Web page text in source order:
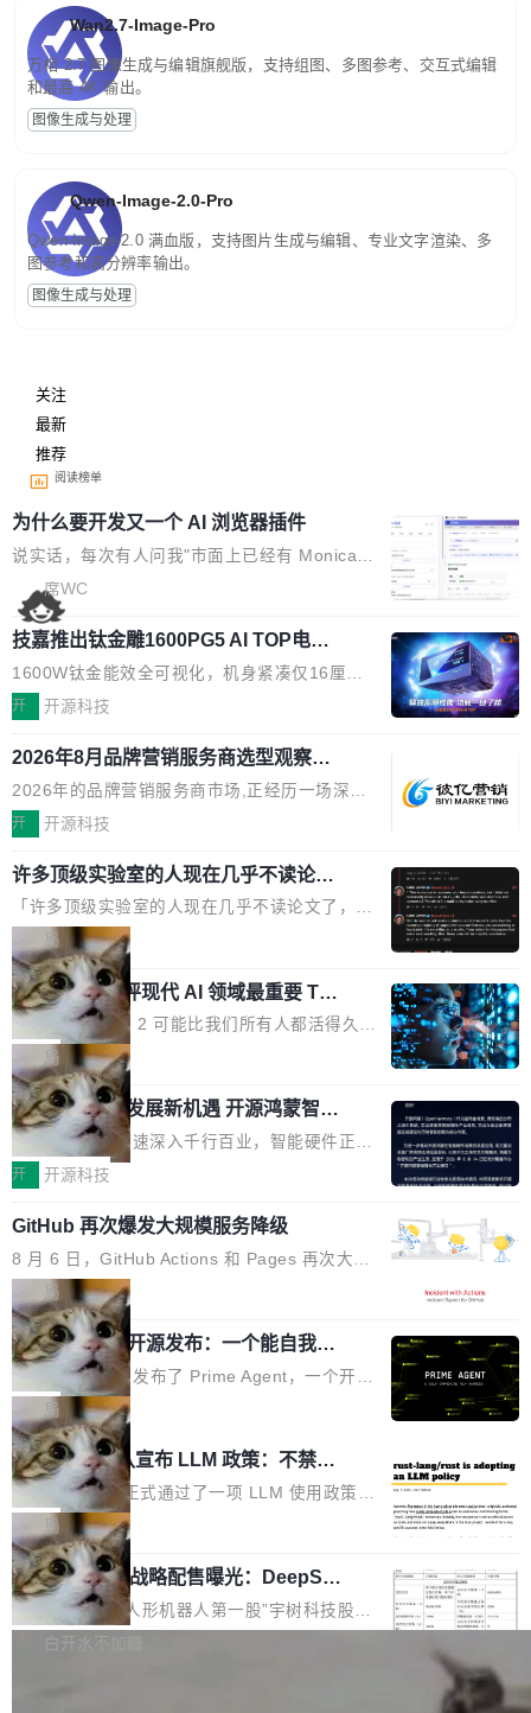
Wan2.7-Image-Pro
万相 2.7 图像生成与编辑旗舰版，支持组图、多图参考、交互式编辑
和最高 4K 输出。
图像生成与处理
Qwen-Image-2.0-Pro
Qwen-Image-2.0 满血版，支持图片生成与编辑、专业文字渲染、多
图参考和高分辨率输出。
图像生成与处理
关注
最新
推荐
阅读榜单
为什么要开发又一个 AI 浏览器插件
说实话，每次有人问我"市面上已经有 Monica、
Sider、Copilot for Chrome 这些 AI 浏览器插件
了，你为什么还要再做一个"，我都觉得这个问题
问得好。 因为我自己也是从用户变成开发者的。
现有产品的天花板 我用过不少 AI 浏览器插件。
刚开始觉得都挺好——选中一段文字，弹出解
要。但用久了你会发现，它们本质上都是同一类
东西：一个带网页上下文的聊天框。 它们能读取
页面的文本，然后把文本丢给大模型，再返回一
段回答。仅此而已。 这当然有用，但总觉得差点
意思。比如我在一个后台管理系统里，需要填50
个表单字段，每个字段还有联动逻辑；比如我
想...
席WC
技嘉推出钛金雕1600PG5 AI TOP电
源：为发烧级主机与本地AI算力打造旗
舰供电方案
1600W钛金能效全可视化，机身紧凑仅16厘米
继2026台北电脑展首度亮相后，技嘉科技近日正
电源专为发烧级DIY主机与本地AI算力平台打
造，整机长度仅16厘米，提供1600W额定功率
与80PLUS钛金能效；支持ATX 3.1与PCIe 5.1
规范，结合服务器级元件、完善供电线材与内置
实时LCD监控屏，可充分满足当下高阶PC主机
的严苛使用需求。 澎湃功率，紧凑机身 钛金雕1
600PG5 AI TOP具备强悍输出功率，同时实现
机身尺寸大幅精简。整机长度仅16厘米，属于同
功率段机身尺寸十分紧凑的1600W电源产品。小
巧机身有效提升市面主流标准A...
开 开源科技
2026年8月品牌营销服务商选型观察：
从流量思维到品牌资产思维的范式转移
2026年的品牌营销服务商市场,正经历一场深刻
的价值重构。全球全案品牌代理机构市场从2025
复合增长率达5.44%,预计2032年将突破120亿美
元。数字广告与公共关系相关服务市场更是从20
25年的8463亿美元扩张至2026年的8763亿美
元。数字的背后是一个清晰的事实——品牌对专
业化营销服务的需求从未如此迫切。 但市场扩容
的同时,服务商的竞争逻辑正在改变。2026年Top
Agency年度合辑的观察指出,“产品”这个离消费
者最近的载体,在整个品牌营销层面的权重显著变
高了。全域营销服务商的竞争正在从规模转向深
度,案例厚度、全域覆盖、多线协同...
开 开源科技
许多顶级实验室的人现在几乎不读论文
了
「许多顶级实验室的人现在几乎不读论文了，而
且他们认为 ICLR/ICML/NeurIPS 充斥着大量过
度宣传和欺诈。」 OpenAI 研究员 Keller Jorda
n 这条推文引发了广泛讨论。他不是在说风凉
话，他是说出了一个圈内人尽皆知但很少公开捅
破的事实。 Jordan 随后补充了一句软化声明：
「我不认为这些会议上大部分论文都在过度宣传
或造假。问题是，作为读者，如果你筛选出那些
看起来最令人兴奋的论文，那它们大部分都是过
度宣传的。」 这才是真正的痛点。不是所有论文
都有问题，是最吸引眼球的那批论文最有问题。
他引用的帖子来自 Mathew Shen，一位 ICLR 2
026 的读者：「看了篇 ...
局
xAI 前工程师评现代 AI 领域最重要 Top
3 开源项目
Flash Attention 2 可能比我们所有人都活得久。
这句话不是来自某个技术博客，而是出自 Hieu
Pham 的一条推文。Hieu Pham 是谁？他是 xAI
的早期工程师之一，在 Grok 训练基础设施团队
工作过。近日他在 X 上发了一条帖子，列出了他
认为现代 AI 领域最重要的三个开源项目。 第一
理由很具体。FA 系列不需要解释，但 FA2 是他
认为最重要的一个——复杂度恰到好处，刚好能
驱动你去学 CuTe，但还没被那些"邪恶的" Hopp
er++ 优化所淹没，足够容易修改和适配。 更关
键的是 FA2 的持久性...
局
共商智能硬件发展新机遇 开源鸿蒙智能
硬件开发者日杭州站即将举行
随着万物智联加速深入千行百业，智能硬件正从
单点设备迈向智能化、网联化、协同化发展。作
鸿蒙通过统一技术底座和分布式能力，为不同类
型智能设备的开发、连接与互联提供关键支撑，
也为产业链企业探索产品创新与商业增长打开新
的空间。 8月14日，开源鸿蒙智能硬件开发者日
（OHDD：OpenHarmony Hardware Develope
r Day）将在杭州启航。活动面向智能硬件产业
链企业和开发者，邀请行业专家与资深技术顾
问，围绕开源鸿蒙技术能力、设备适配、芯片适
配、功耗与稳定性调优、兼容性测评及统一互联
等内容展开系统讲解和实战交流，帮助企业进一
步了解开源鸿蒙在智能...
开 开源科技
GitHub 再次爆发大规模服务降级
8 月 6 日，GitHub Actions 和 Pages 再次大规
模服务降级，Actions 完全不可用超过 5 小时，
webhook 停发，连自托管 runner 也因调度层故
障无法工作。Pages、Copilot code review、C
opilot coding agent 全部受影响。从检测到完全
恢复，大约 12 小时。 这是 2026 年 8 月的第六
起事故，其中四起与 AI/Copilot 服务相关。 Git
Hub 员工 kdaigle 在 HN 讨论中贴出了一组数
据：2025 年全年 10 亿次 commit。现在，每周
2.75 亿次，全年预计 140 亿次。GitHub...
局
Prime Agent 开源发布：一个能自我改
进的编程 Agent，ARC-AGI 3 超越人类
专家基线
Prime Intellect 发布了 Prime Agent，一个开源
的编程 Agent Harness，核心设计围绕两个抽
象：Recursive Language Model（RLM）和 C
ontinual Harness。在 ARC-AGI 3 基准测试
上，Prime Agent + Opus 5 的组合达到了 95.
5% RHAE Best@1，超过了 ARC 报告的人类专
家基线 95.4%。 不是又一个 coding agent 包装
器 Prime Agent 的架构和市面上大多数 coding
agent 有本质区别。大多数 agent harness 的设
计是基于早期模型的能力—...
局
Rust 项目团队宣布 LLM 政策：不禁
止，但你要承认哪些代码不是你写的
Rust 语言项目正式通过了一项 LLM 使用政策，
覆盖 rust-lang/rust 单一仓库的代码贡献。这不
是项目级别的官方立场，目前由五个团队采纳，
但它可能是主流开源项目中关于 AI 辅助贡献最
细致的一份规则。 政策的核心只有一句话：LLM
可以用来分析、提炼、审阅、建议，但不能用来
局
宇树科技 IPO 战略配售曝光：DeepSe
ek 获配 93.3 万股，锁定 36 个月
8月6日晚间，“人形机器人第一股”宇树科技股份
有限公司披露IPO发行价格及战略配售结果，杭
白开水不加糖